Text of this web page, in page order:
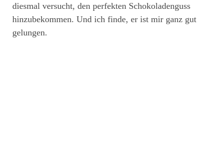
diesmal versucht, den perfekten Schokoladenguss
hinzubekommen. Und ich finde, er ist mir ganz gut
gelungen.